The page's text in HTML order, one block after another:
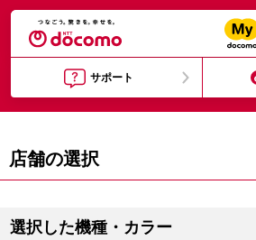
サポート
店舗の選択
選択した機種・カラー